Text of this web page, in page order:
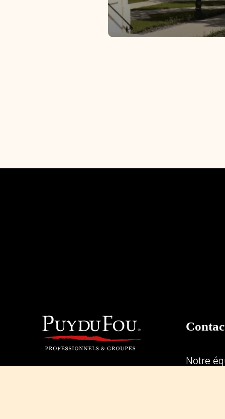
Notre